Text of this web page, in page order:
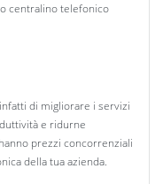
centralino telefonico
di migliorare i servizi
e ridurne
prezzi concorrenziali
della tua azienda.